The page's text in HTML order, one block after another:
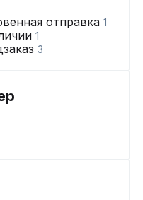
отправка 1
1
3